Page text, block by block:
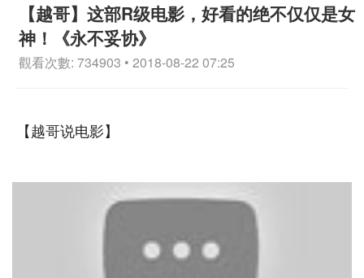
【越哥】这部R级电影，好看的绝不仅仅是女
神！《永不妥协》
觀看次數: 734903 • 2018-08-22 07:25
【越哥说电影】